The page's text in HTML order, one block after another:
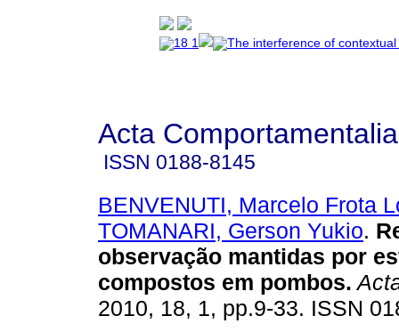
Acta Comportamentalia
ISSN 0188-8145
BENVENUTI, Marcelo Frota
TOMANARI, Gerson Yukio.
observação mantidas por
compostos em pombos.
2010, 18, 1, pp.9-33. ISSN